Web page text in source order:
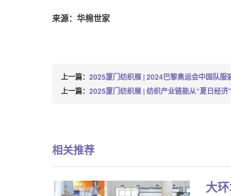
来源： 华棉世家
上一篇： 2025厦门纺织展 | 2024巴黎奥运会中国队服
上一篇： 2025厦门纺织展 | 纺织产业链能从“夏日经济
相关推荐
大